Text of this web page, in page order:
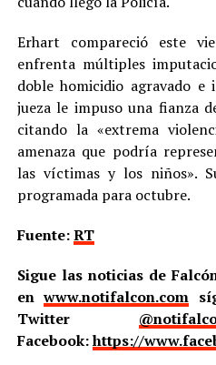
Erhart compareció este
enfrenta múltiples
doble homicidio agravado
jueza le impuso una fianza
citando la «extrema
amenaza que podría
las víctimas y los niños».
programada para octubre.
Fuente:RT
Sigue las noticias de
enwww.notifalcon.com
Twitter
Facebook:https://